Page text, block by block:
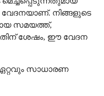
നിങ്ങളുടെ
സമയത്ത്,
ശേഷം, ഈ വേദന
സാധാരണ